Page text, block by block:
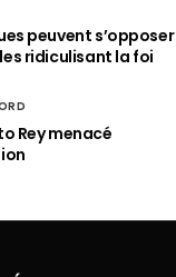
peuvent s’opposer
ridiculisant la foi
Rey menacé